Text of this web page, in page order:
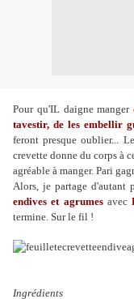
Pour qu'IL daigne manger
tavestir, de les embellir
feront presque oublier...
crevette donne du corps à
agréable à manger. Pari
Alors, je partage d'autant
endives et agrumesavec
termine. Sur le fil !
Ingrédients